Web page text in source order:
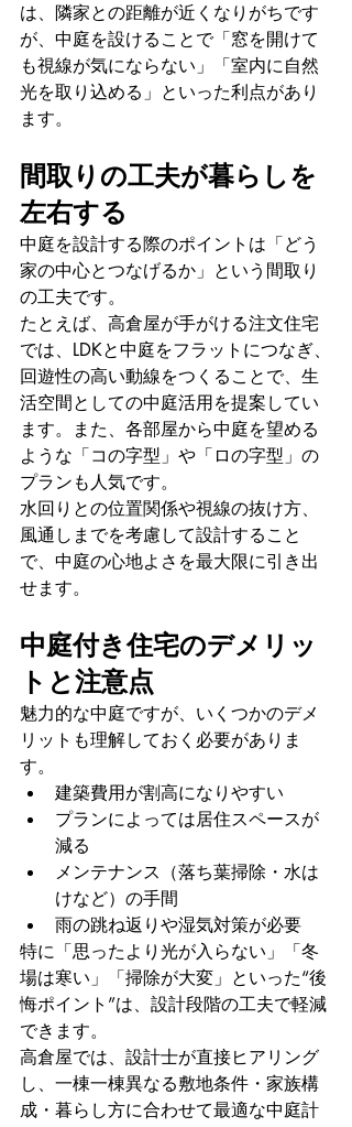
は、隣家との距離が近くなりがちです
が、中庭を設けることで「窓を開けて
も視線が気にならない」「室内に自然
光を取り込める」といった利点があり
ます。
間取りの工夫が暮らしを
左右する
中庭を設計する際のポイントは「どう
家の中心とつなげるか」という間取り
の工夫です。
たとえば、高倉屋が手がける注文住宅
では、LDKと中庭をフラットにつなぎ、
回遊性の高い動線をつくることで、生
活空間としての中庭活用を提案してい
ます。また、各部屋から中庭を望める
ような「コの字型」や「ロの字型」の
プランも人気です。
水回りとの位置関係や視線の抜け方、
風通しまでを考慮して設計すること
で、中庭の心地よさを最大限に引き出
せます。
中庭付き住宅のデメリッ
トと注意点
魅力的な中庭ですが、いくつかのデメ
リットも理解しておく必要がありま
す。
建築費用が割高になりやすい
プランによっては居住スペースが
減る
メンテナンス（落ち葉掃除・水は
けなど）の手間
雨の跳ね返りや湿気対策が必要
特に「思ったより光が入らない」「冬
場は寒い」「掃除が大変」といった“後
悔ポイント”は、設計段階の工夫で軽減
できます。
高倉屋では、設計士が直接ヒアリング
し、一棟一棟異なる敷地条件・家族構
成・暮らし方に合わせて最適な中庭計